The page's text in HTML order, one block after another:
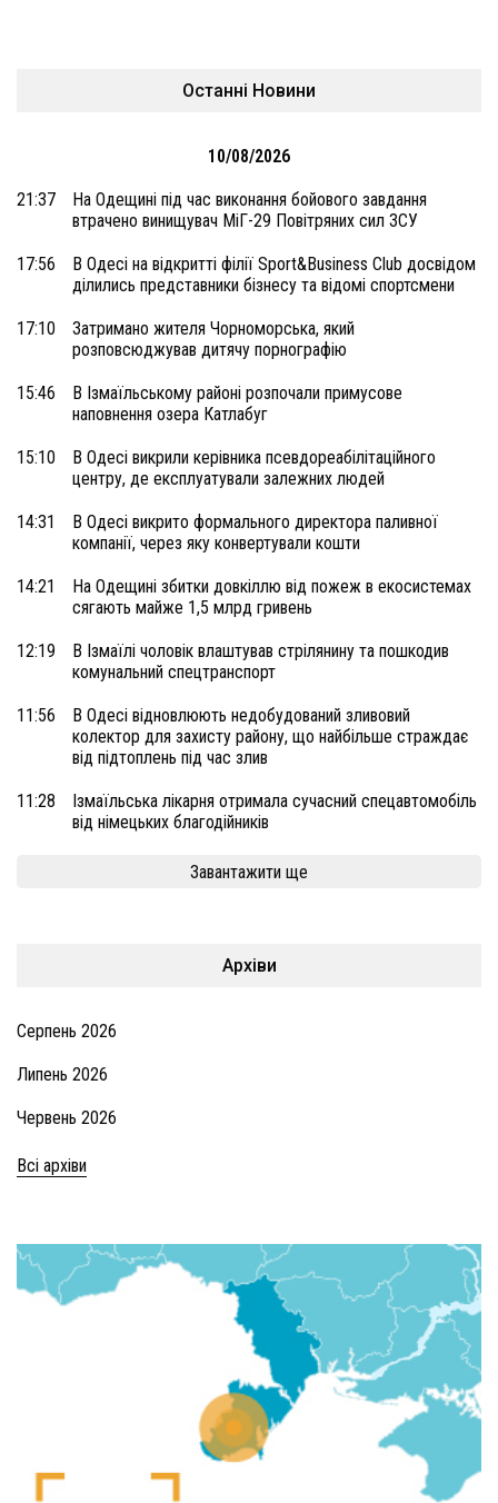
Останні Новини
10/08/2026
21:37
На Одещині під час виконання бойового завдання
втрачено винищувач МіГ-29 Повітряних сил ЗСУ
17:56
В Одесі на відкритті філії Sport&Business Club досвідом
ділились представники бізнесу та відомі спортсмени
17:10
Затримано жителя Чорноморська, який
розповсюджував дитячу порнографію
15:46
В Ізмаїльському районі розпочали примусове
наповнення озера Катлабуг
15:10
В Одесі викрили керівника псевдореабілітаційного
центру, де експлуатували залежних людей
14:31
В Одесі викрито формального директора паливної
компанії, через яку конвертували кошти
14:21
На Одещині збитки довкіллю від пожеж в екосистемах
сягають майже 1,5 млрд гривень
12:19
В Ізмаїлі чоловік влаштував стрілянину та пошкодив
комунальний спецтранспорт
11:56
В Одесі відновлюють недобудований зливовий
колектор для захисту району, що найбільше страждає
від підтоплень під час злив
11:28
Ізмаїльська лікарня отримала сучасний спецавтомобіль
від німецьких благодійників
Завантажити ще
Архіви
Серпень 2026
Липень 2026
Червень 2026
Всі архіви